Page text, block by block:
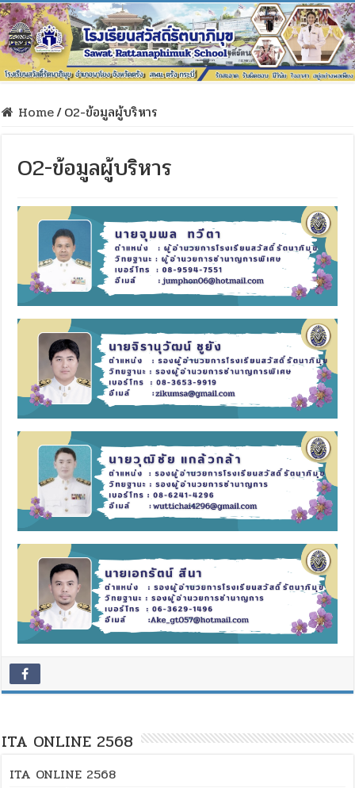
Home/O2-ข้อมูลผู้บริหาร
O2-ข้อมูลผู้บริหาร
ITA ONLINE 2568
ITA ONLINE 2568